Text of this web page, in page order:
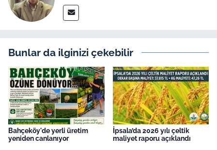
Bunlar da ilginizi çekebilir
Bahçeköy'de yerli üretim
yeniden canlanıyor
İpsala’da 2026 yılı çeltik
maliyet raporu açıklandı